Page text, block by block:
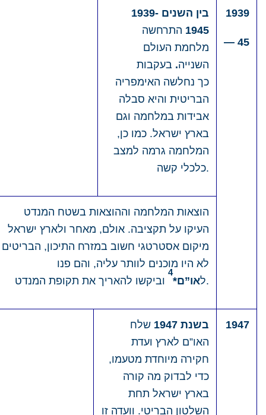
בין השנים 1939-
1945 התרחשה
מלחמת העולם
השנייה. בעקבות
כך נחלשה האימפריה
הבריטית והיא סבלה
אבידות במלחמה וגם
בארץ ישראל. כמו כן,
המלחמה גרמה למצב
כלכלי קשה.
1939
— 45
הוצאות המלחמה וההוצאות בשטח המנדט
העיקו על תקציבה. אולם, מאחר ולארץ ישראל
מיקום אסטרטגי חשוב במזרח התיכון, הבריטים
לא היו מוכנים לוותר עליה, והם פנו
לאו”ם*
4
וביקשו להאריך את תקופת המנדט.
בשנת 1947
שלח
האו”ם לארץ ועדת
חקירה מיוחדת מטעמו,
כדי לבדוק מה קורה
בארץ ישראל תחת
השלטון הבריטי. וועדה זו
1947